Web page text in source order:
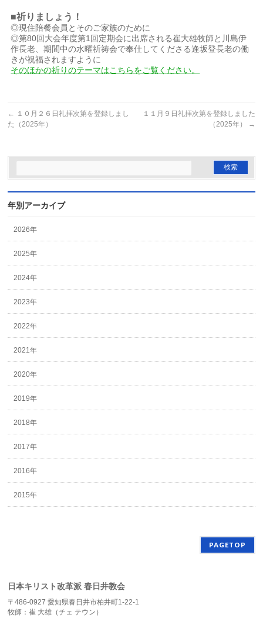
■祈りましょう！
◎現住陪餐会員とそのご家族のために
◎第80回大会年度第1回定期会に出席される崔大雄牧師と川島伊
作長老、期間中の水曜祈祷会で奉仕してくださる逢坂登長老の働
きが祝福されますように
そのほかの祈りのテーマはこちらをご覧ください。
← １０月２６日礼拝次第を登録しまし
た（2025年）
１１月９日礼拝次第を登録しました
（2025年）
→
年別アーカイブ
2026年
2025年
2024年
2023年
2022年
2021年
2020年
2019年
2018年
2017年
2016年
2015年
PAGETOP
日本キリスト改革派 春日井教会
〒486-0927 愛知県春日井市柏井町1-22-1
牧師：崔 大雄（チェ テウン）